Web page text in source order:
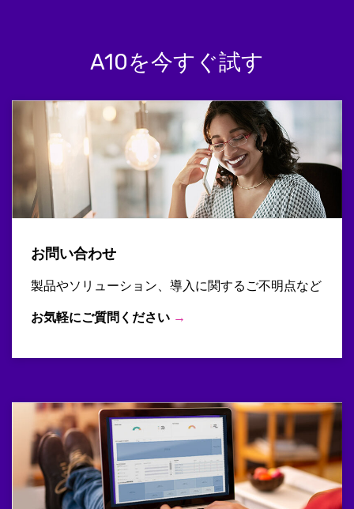
A10を今すぐ試す
お問い合わせ
製品やソリューション、導入に関するご不明点など
お気軽にご質問ください →